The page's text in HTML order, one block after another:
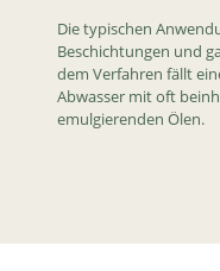
Die typischen
Beschichtungen und
dem Verfahren fällt
Abwasser mit oft
emulgierenden Ölen.